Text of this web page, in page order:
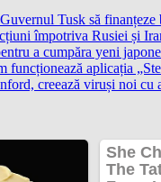
Tusk să
împotriva Rusiei și
a cumpăra yeni
funcționează aplicația
creează viruși noi